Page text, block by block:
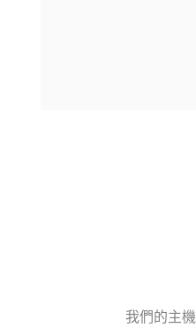
我們的主